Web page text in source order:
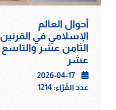
أحوال العالم
الإسلامي في القرنين
الثامن عشر والتاسع
عشر
2026-04-17
عدد القُرّاء: 1214